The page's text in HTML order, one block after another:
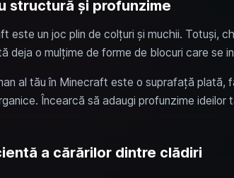
structură și profunzime
este un joc plin de colțuri și muchii. Totuși,
deja o mulțime de forme de blocuri care
al tău în Minecraft este o suprafață
Încearcă să adaugi profunzime ideilor
a cărărilor dintre clădiri